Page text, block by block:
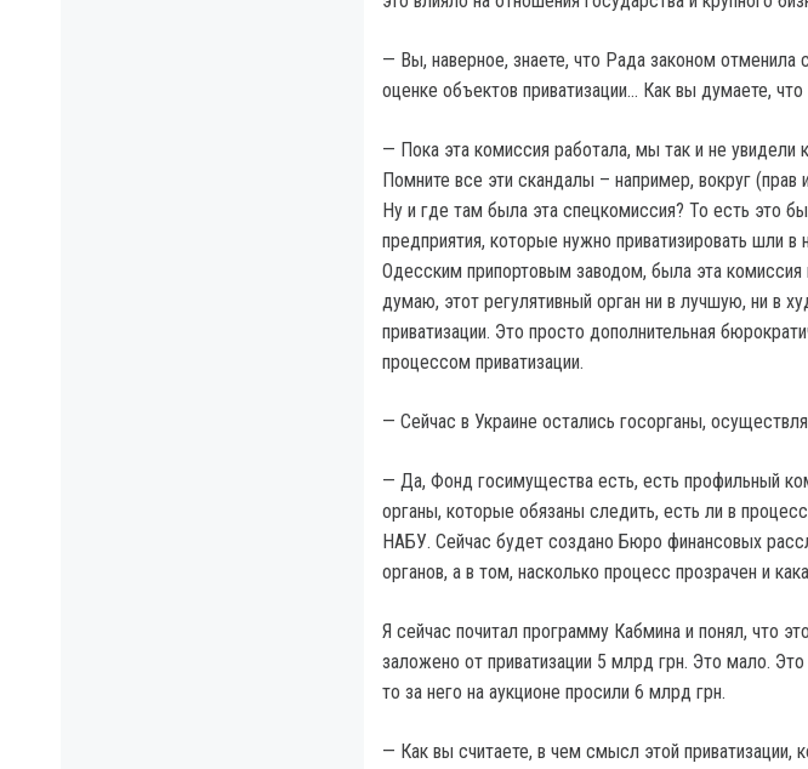
— Вы, наверное, знаете, что Рада законом отменила
оценке объектов приватизации… Как вы думаете, что
— Пока эта комиссия работала, мы так и не увидели
Помните все эти скандалы – например, вокруг
Ну и где там была эта спецкомиссия? То есть это
предприятия, которые нужно приватизировать шли
Одесским припортовым заводом, была эта комиссия
думаю, этот регулятивный орган ни в лучшую, ни в
приватизации. Это просто дополнительная
процессом приватизации.
— Сейчас в Украине остались госорганы,
— Да, Фонд госимущества есть, есть профильный
органы, которые обязаны следить, есть ли в
НАБУ. Сейчас будет создано Бюро финансовых
органов, а в том, насколько процесс прозрачен и
Я сейчас почитал программу Кабмина и понял, что
заложено от приватизации 5 млрд грн. Это мало.
то за него на аукционе просили 6 млрд грн.
— Как вы считаете, в чем смысл этой приватизации,